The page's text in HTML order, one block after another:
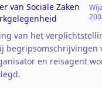
van Sociale Zaken
van het
begripsomschrijvingen
en reisagent